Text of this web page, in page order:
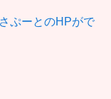
ぷーとのHPがで